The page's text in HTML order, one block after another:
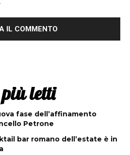
letti
fase dell’affinamento
Petrone
bar romano dell’estate è in